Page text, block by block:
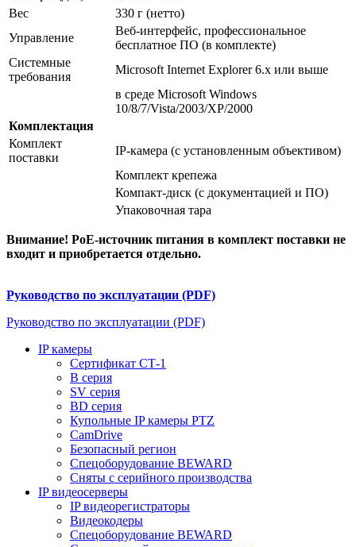
Вес
330 г (нетто)
Управление
Веб-интерфейс, профессиональное
бесплатное ПО (в комплекте)
Системные
требования
Microsoft Internet Explorer 6.x или выше
в среде Microsoft Windows
10/8/7/Vista/2003/XP/2000
Комплектация
Комплект
поставки
IP-камера (с установленным объективом)
Комплект крепежа
Компакт-диск (с документацией и ПО)
Упаковочная тара
Внимание! PoE-источник питания в комплект поставки не
входит и приобретается отдельно.
Руководство по эксплуатации (PDF)
Руководство по эксплуатации (PDF)
IP камеры
Сертификат СТ-1
B серия
SV серия
BD серия
Купольные IP камеры PTZ
CamDrive
Безопасный регион
Спецоборудование BEWARD
Сняты с серийного производства
IP видеосерверы
IP видеорегистраторы
Видеокодеры
Спецоборудование BEWARD